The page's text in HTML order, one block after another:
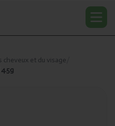
cheveux et du visage